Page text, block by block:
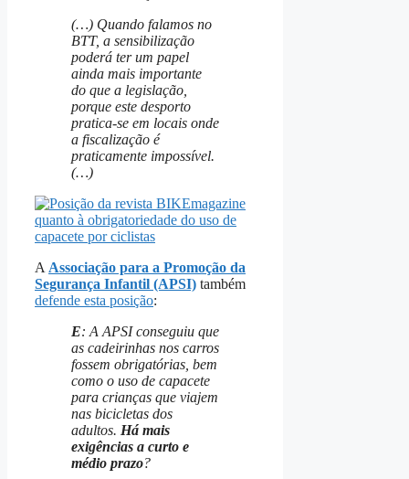
(…) Quando falamos no
BTT, a sensibilização
poderá ter um papel
ainda mais importante
do que a legislação,
porque este desporto
pratica-se em locais onde
a fiscalização é
praticamente impossível.
(…)
A Associação para a Promoção da
Segurança Infantil (APSI) também
defende esta posição:
E: A APSI conseguiu que
as cadeirinhas nos carros
fossem obrigatórias, bem
como o uso de capacete
para crianças que viajem
nas bicicletas dos
adultos. Há mais
exigências a curto e
médio prazo?